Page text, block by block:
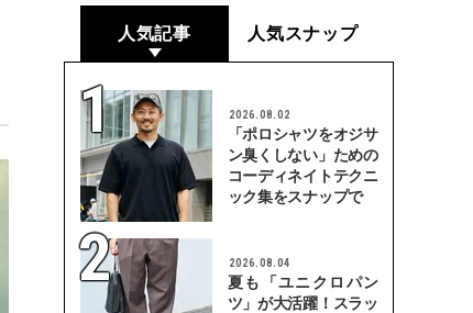
人気記事 人気スナップ
2026.08.02
「ポロシャツをオジサ
ン臭くしない」ための
コーディネイトテクニ
ック集をスナップで
2026.08.04
夏も「ユニクロパン
ツ」が大活躍！スラッ